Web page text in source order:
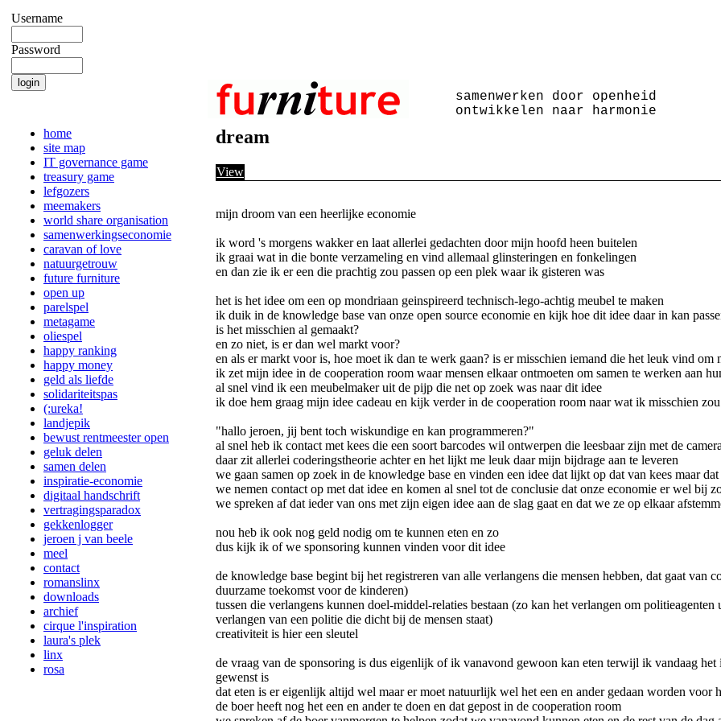
Username
Password
samenwerken door openheid
ontwikkelen naar harmonie
home
site map
IT governance game
treasury game
lefgozers
meemakers
world share organisation
samenwerkingseconomie
caravan of love
natuurgetrouw
future furniture
open up
parelspel
metagame
oliespel
happy ranking
happy money
geld als liefde
solidariteitspas
(:ureka!
landjepik
bewust rentmeester open
geluk delen
samen delen
inspiratie-economie
digitaal handschrift
vertragingsparadox
gekkenlogger
jeroen j van beele
meel
contact
romanslinx
downloads
archief
cirque l'inspiration
laura's plek
linx
rosa
dream
View
mijn droom van een heerlijke economie
ik word 's morgens wakker en laat allerlei gedachten door mijn hoofd heen buitelen
ik graai wat in die bonte verzameling en vind allemaal glinsteringen en fonkelingen
en dan zie ik er een die prachtig zou passen op een plek waar ik gisteren was
het is het idee om een op mondriaan geinspireerd technisch-lego-achtig meubel te maken
ik duik in de knowledge base van onze open source economie en kijk hoe dit idee daar in kan
is het misschien al gemaakt?
en zo niet, is er dan wel markt voor?
en als er markt voor is, hoe moet ik dan te werk gaan? is er misschien iemand die het leuk vind om
ik zet mijn idee in de cooperation room waar mensen elkaar ontmoeten om samen te werken aan
al snel vind ik een meubelmaker uit de pijp die net op zoek was naar dit idee
ik doe hem graag mijn idee cadeau en kijk verder in de cooperation room naar wat ik misschien
"hallo jeroen, jij bent toch wiskundige en kan programmeren?"
al snel heb ik contact met kees die een soort barcodes wil ontwerpen die leesbaar zijn met de
daar zit allerlei coderingstheorie achter en het lijkt me leuk daar mijn bijdrage aan te leveren
we gaan samen op zoek in de knowledge base en vinden een idee dat lijkt op dat van kees maar
we nemen contact op met dat idee en komen al snel tot de conclusie dat onze economie er wel bij
we spreken af dat ieder van ons met zijn eigen idee aan de slag gaat en dat we ze op elkaar
nou heb ik ook nog geld nodig om te kunnen eten en zo
dus kijk ik of we sponsoring kunnen vinden voor dit idee
de knowledge base begint bij het registreren van alle verlangens die mensen hebben, dat gaat van
duurzame toekomst voor de kinderen)
tussen die verlangens kunnen doel-middel-relaties bestaan (zo kan het verlangen om
verlangen van een politie die dicht bij de mensen staat)
creativiteit is hier een sleutel
de vraag van de sponsoring is dus eigenlijk of ik vanavond gewoon kan eten terwijl ik vandaag
gewenst is
dat eten is er eigenlijk altijd wel maar er moet natuurlijk wel het een en ander gedaan worden
de boer heeft nog het een en ander te doen en dat gepost in de cooperation room